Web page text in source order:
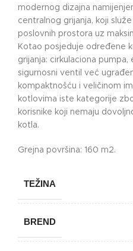
modernog dizajna
centralnog grijanja, koji
poslovnih prostora uz
Kotao posjeduje određene
grijanja: cirkulaciona pumpa,
sigurnosni ventil već
kompaktnošću i veličinom
kotlovima iste kategorije
korisnike koji nemaju
kotla.
Grejna površina: 160 m2.
TEŽINA
BREND